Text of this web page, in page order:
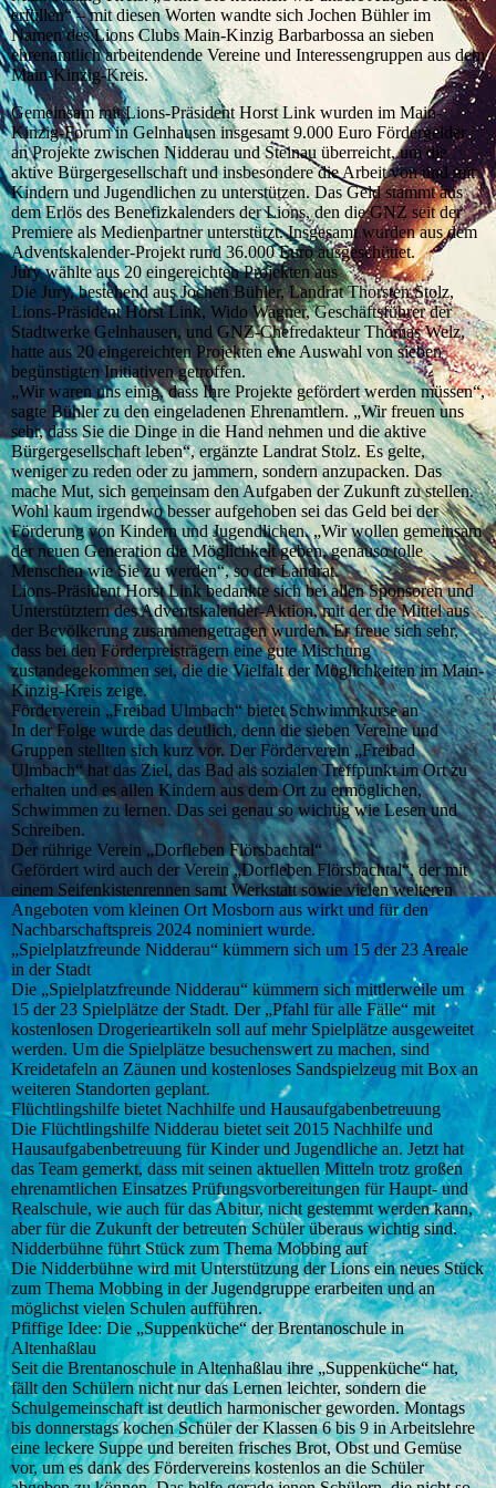
erfüllen“ – mit diesen Worten wandte sich Jochen Bühler im
Namen des Lions Clubs Main-Kinzig Barbarbossa an sieben
ehrenamtlich arbeitendende Vereine und Interessengruppen aus dem
Main-Kinzig-Kreis.
Gemeinsam mit Lions-Präsident Horst Link wurden im Main-
Kinzig-Forum in Gelnhausen insgesamt 9.000 Euro Fördergelder
an Projekte zwischen Nidderau und Steinau überreicht, um die
aktive Bürgergesellschaft und insbesondere die Arbeit von und mit
Kindern und Jugendlichen zu unterstützen. Das Geld stammt aus
dem Erlös des Benefizkalenders der Lions, den die GNZ seit der
Premiere als Medienpartner unterstützt. Insgesamt wurden aus dem
Adventskalender-Projekt rund 36.000 Euro ausgeschüttet.
Jury wählte aus 20 eingereichten Projekten aus
Die Jury, bestehend aus Jochen Bühler, Landrat Thorsten Stolz,
Lions-Präsident Horst Link, Wido Wagner, Geschäftsführer der
Stadtwerke Gelnhausen, und GNZ-Chefredakteur Thomas Welz,
hatte aus 20 eingereichten Projekten eine Auswahl von sieben
begünstigten Initiativen getroffen.
„Wir waren uns einig, dass Ihre Projekte gefördert werden müssen“,
sagte Bühler zu den eingeladenen Ehrenamtlern. „Wir freuen uns
sehr, dass Sie die Dinge in die Hand nehmen und die aktive
Bürgergesellschaft leben“, ergänzte Landrat Stolz. Es gelte,
weniger zu reden oder zu jammern, sondern anzupacken. Das
mache Mut, sich gemeinsam den Aufgaben der Zukunft zu stellen.
Wohl kaum irgendwo besser aufgehoben sei das Geld bei der
Förderung von Kindern und Jugendlichen. „Wir wollen gemeinsam
der neuen Generation die Möglichkeit geben, genauso tolle
Menschen wie Sie zu werden“, so der Landrat.
Lions-Präsident Horst Link bedankte sich bei allen Sponsoren und
Unterstütztern des Adventskalender-Aktion, mit der die Mittel aus
der Bevölkerung zusammengetragen wurden. Er freue sich sehr,
dass bei den Förderpreisträgern eine gute Mischung
zustandegekommen sei, die die Vielfalt der Möglichkeiten im Main-
Kinzig-Kreis zeige.
Förderverein „Freibad Ulmbach“ bietet Schwimmkurse an
In der Folge wurde das deutlich, denn die sieben Vereine und
Gruppen stellten sich kurz vor. Der Förderverein „Freibad
Ulmbach“ hat das Ziel, das Bad als sozialen Treffpunkt im Ort zu
erhalten und es allen Kindern aus dem Ort zu ermöglichen,
Schwimmen zu lernen. Das sei genau so wichtig wie Lesen und
Schreiben.
Der rührige Verein „Dorfleben Flörsbachtal“
Gefördert wird auch der Verein „Dorfleben Flörsbachtal“, der mit
einem Seifenkistenrennen samt Werkstatt sowie vielen weiteren
Angeboten vom kleinen Ort Mosborn aus wirkt und für den
Nachbarschaftspreis 2024 nominiert wurde.
„Spielplatzfreunde Nidderau“ kümmern sich um 15 der 23 Areale
in der Stadt
Die „Spielplatzfreunde Nidderau“ kümmern sich mittlerweile um
15 der 23 Spielplätze der Stadt. Der „Pfahl für alle Fälle“ mit
kostenlosen Drogerieartikeln soll auf mehr Spielplätze ausgeweitet
werden. Um die Spielplätze besuchenswert zu machen, sind
Kreidetafeln an Zäunen und kostenloses Sandspielzeug mit Box an
weiteren Standorten geplant.
Flüchtlingshilfe bietet Nachhilfe und Hausaufgabenbetreuung
Die Flüchtlingshilfe Nidderau bietet seit 2015 Nachhilfe und
Hausaufgabenbetreuung für Kinder und Jugendliche an. Jetzt hat
das Team gemerkt, dass mit seinen aktuellen Mitteln trotz großen
ehrenamtlichen Einsatzes Prüfungsvorbereitungen für Haupt- und
Realschule, wie auch für das Abitur, nicht gestemmt werden kann,
aber für die Zukunft der betreuten Schüler überaus wichtig sind.
Nidderbühne führt Stück zum Thema Mobbing auf
Die Nidderbühne wird mit Unterstützung der Lions ein neues Stück
zum Thema Mobbing in der Jugendgruppe erarbeiten und an
möglichst vielen Schulen aufführen.
Pfiffige Idee: Die „Suppenküche“ der Brentanoschule in
Altenhaßlau
Seit die Brentanoschule in Altenhaßlau ihre „Suppenküche“ hat,
fällt den Schülern nicht nur das Lernen leichter, sondern die
Schulgemeinschaft ist deutlich harmonischer geworden. Montags
bis donnerstags kochen Schüler der Klassen 6 bis 9 in Arbeitslehre
eine leckere Suppe und bereiten frisches Brot, Obst und Gemüse
vor, um es dank des Fördervereins kostenlos an die Schüler